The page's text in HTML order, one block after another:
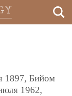
1897, Бийом
1962,